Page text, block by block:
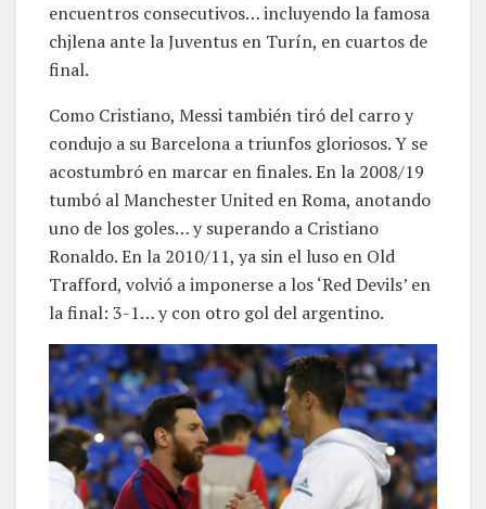
encuentros consecutivos… incluyendo la famosa
chjlena ante la Juventus en Turín, en cuartos de
final.
Como Cristiano, Messi también tiró del carro y
condujo a su Barcelona a triunfos gloriosos. Y se
acostumbró en marcar en finales. En la 2008/19
tumbó al Manchester United en Roma, anotando
uno de los goles… y superando a Cristiano
Ronaldo. En la 2010/11, ya sin el luso en Old
Trafford, volvió a imponerse a los ‘Red Devils’ en
la final: 3-1… y con otro gol del argentino.